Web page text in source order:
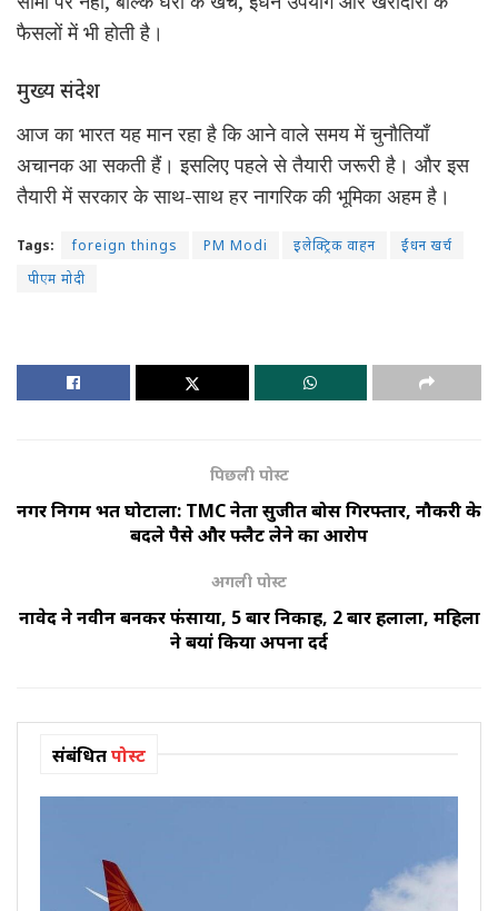
फैसलों में भी होती है।
मुख्य संदेश
आज का भारत यह मान रहा है कि आने वाले समय में चुनौतियाँ
अचानक आ सकती हैं। इसलिए पहले से तैयारी जरूरी है। और इस
तैयारी में सरकार के साथ-साथ हर नागरिक की भूमिका अहम है।
Tags: foreign things PM Modi इलेक्ट्रिक वाहन
ईंधन खर्च
पीएम मोदी
पिछली पोस्ट
नगर निगम भर्ती घोटाला: TMC नेता सुजीत बोस गिरफ्तार, नौकरी के
बदले पैसे और फ्लैट लेने का आरोप
अगली पोस्ट
नावेद ने नवीन बनकर फंसाया, 5 बार निकाह, 2 बार हलाला, महिला
ने बयां किया अपना दर्द
संबंधितपोस्ट